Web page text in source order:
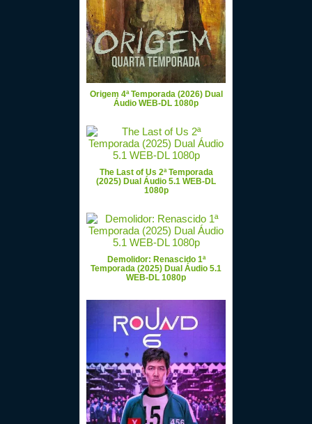
Origem 4ª Temporada (2026) Dual
Áudio WEB-DL 1080p
The Last of Us 2ª Temporada
(2025) Dual Áudio 5.1 WEB-DL
1080p
Demolidor: Renascido 1ª
Temporada (2025) Dual Áudio 5.1
WEB-DL 1080p